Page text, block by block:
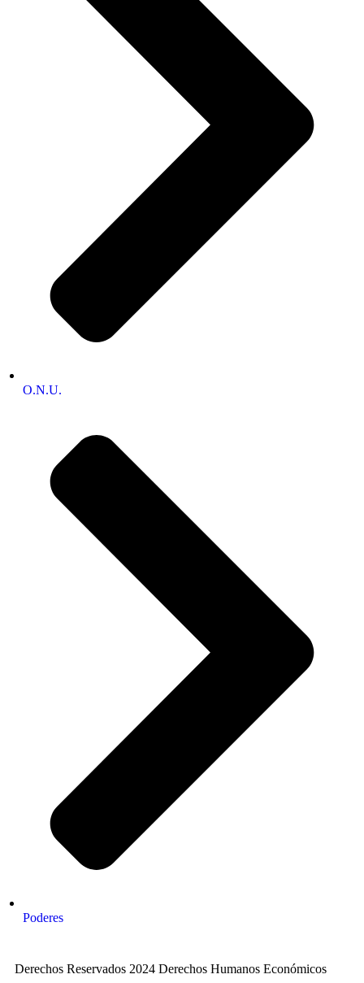
O.N.U.
Poderes
Derechos Reservados 2024 Derechos Humanos Económicos